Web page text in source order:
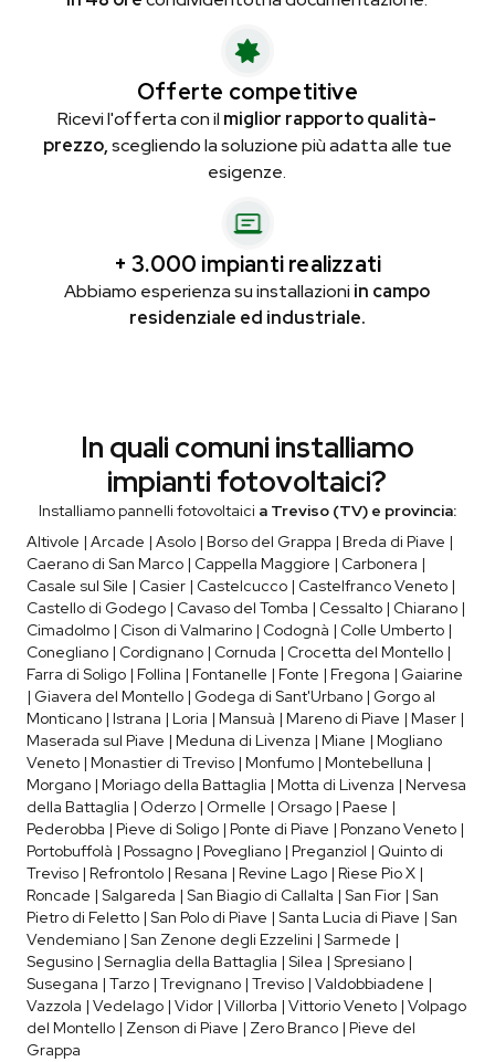
Offerte competitive
Ricevi l'offerta con il miglior rapporto qualità-
prezzo,scegliendo la soluzione più adatta alle tue
esigenze.
+ 3.000 impianti realizzati
Abbiamo esperienza su installazioni in campo
residenziale ed industriale.
In quali comuni installiamo
impianti fotovoltaici?
Installiamo pannelli fotovoltaici a Treviso (TV) e provincia:
Altivole | Arcade | Asolo | Borso del Grappa | Breda di Piave |
Caerano di San Marco | Cappella Maggiore | Carbonera |
Casale sul Sile | Casier | Castelcucco | Castelfranco Veneto |
Castello di Godego | Cavaso del Tomba | Cessalto | Chiarano |
Cimadolmo | Cison di Valmarino | Codognà | Colle Umberto |
Conegliano | Cordignano | Cornuda | Crocetta del Montello |
Farra di Soligo | Follina | Fontanelle | Fonte | Fregona | Gaiarine
| Giavera del Montello | Godega di Sant'Urbano | Gorgo al
Monticano | Istrana | Loria | Mansuà | Mareno di Piave | Maser |
Maserada sul Piave | Meduna di Livenza | Miane | Mogliano
Veneto | Monastier di Treviso | Monfumo | Montebelluna |
Morgano | Moriago della Battaglia | Motta di Livenza | Nervesa
della Battaglia | Oderzo | Ormelle | Orsago | Paese |
Pederobba | Pieve di Soligo | Ponte di Piave | Ponzano Veneto |
Portobuffolà | Possagno | Povegliano | Preganziol | Quinto di
Treviso | Refrontolo | Resana | Revine Lago | Riese Pio X |
Roncade | Salgareda | San Biagio di Callalta | San Fior | San
Pietro di Feletto | San Polo di Piave | Santa Lucia di Piave | San
Vendemiano | San Zenone degli Ezzelini | Sarmede |
Segusino | Sernaglia della Battaglia | Silea | Spresiano |
Susegana | Tarzo | Trevignano | Treviso | Valdobbiadene |
Vazzola | Vedelago | Vidor | Villorba | Vittorio Veneto | Volpago
del Montello | Zenson di Piave | Zero Branco | Pieve del
Grappa